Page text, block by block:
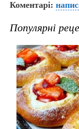
c
e
b
o
o
k
er
Коментарі:
Популярні